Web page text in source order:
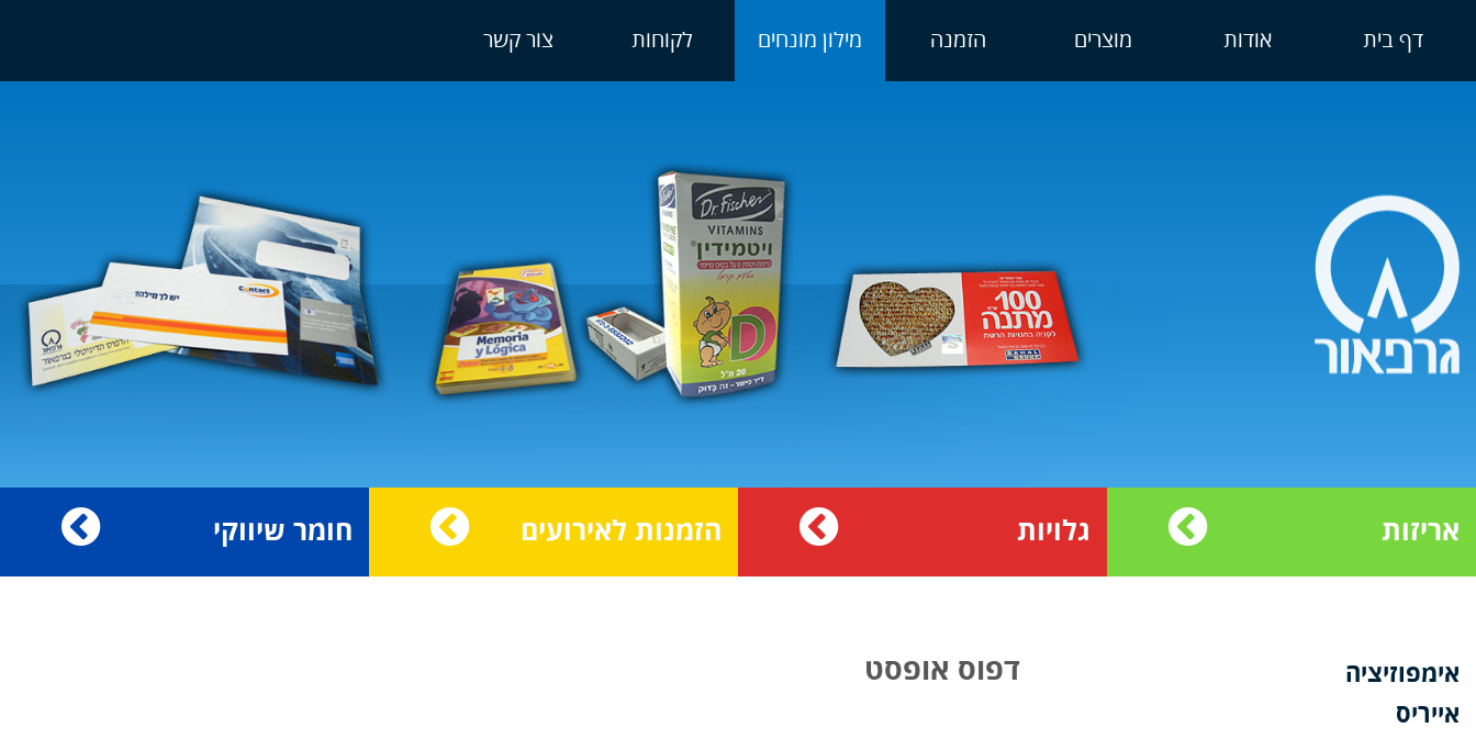
דף בית אודות מוצרים הזמנה מילון מונחים לקוחות צור קשר
אריזות גלויות הזמנות לאירועים חומר שיווקי
אימפוזיציה
אייריס
דפוס אופסט